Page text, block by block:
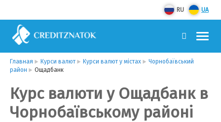
RU UA
Главная Курси валют Курси валют у містах
Чорнобаївський
район
Ощадбанк
Курс валюти у Ощадбанк в
Чорнобаївському районі